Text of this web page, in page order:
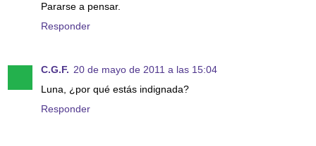
Pararse a pensar.
Responder
C.G.F. 20 de mayo de 2011 a las 15:04
Luna, ¿por qué estás indignada?
Responder